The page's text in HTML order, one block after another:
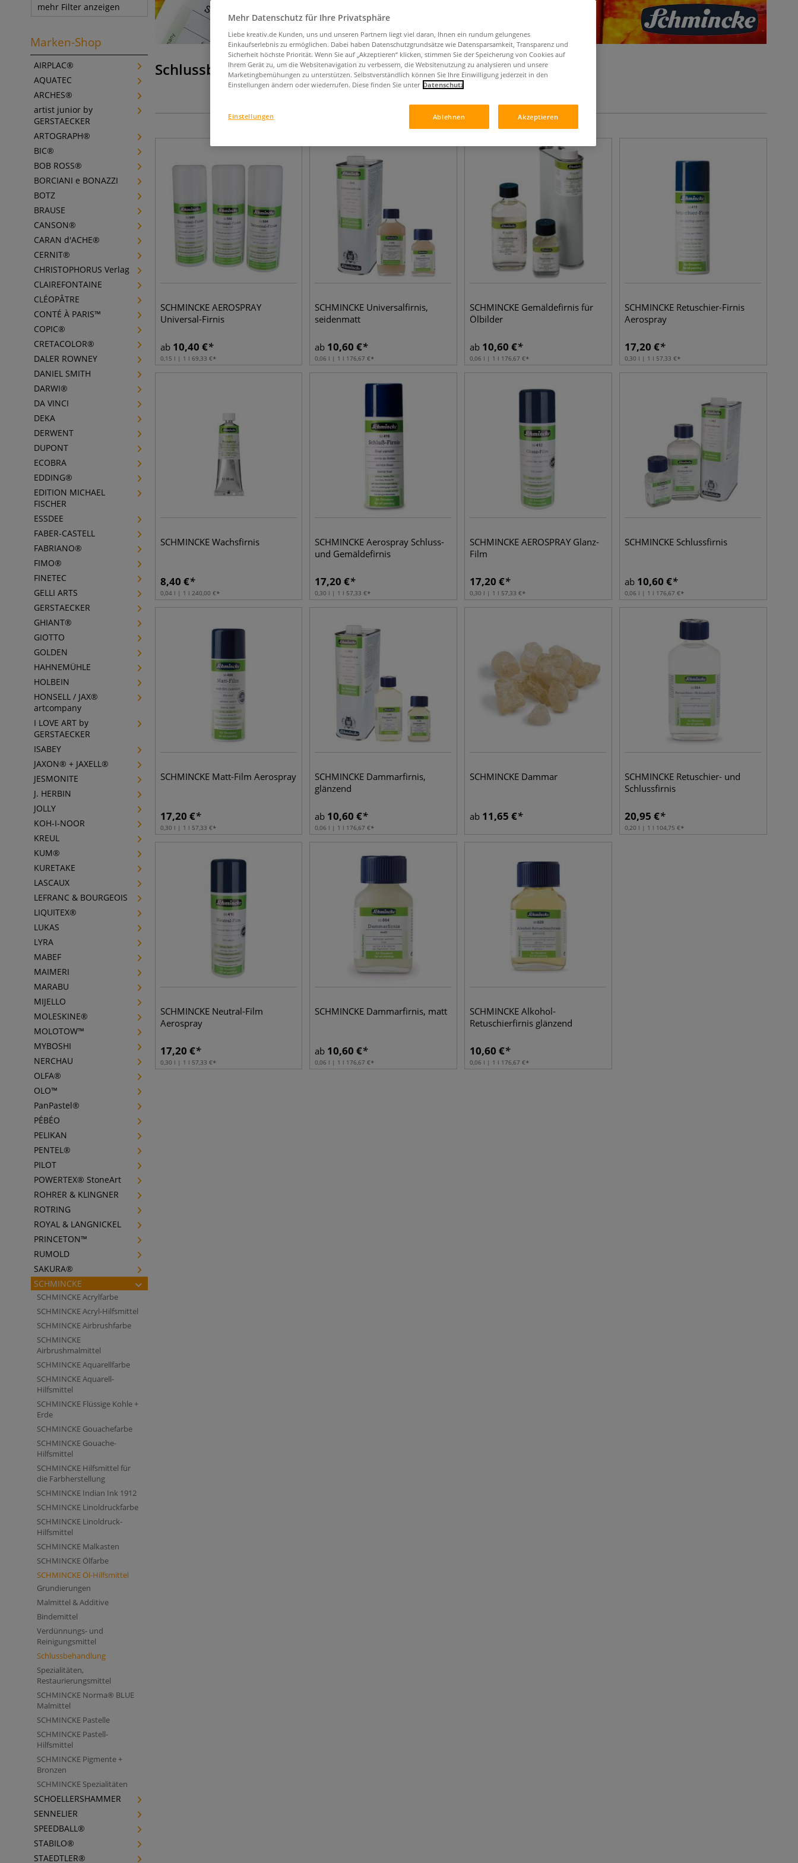
mehr Filter anzeigen
Marken-Shop
AIRPLAC®
AQUATEC
ARCHES®
artist junior by
GERSTAECKER
ARTOGRAPH®
BIC®
BOB ROSS®
BORCIANI e BONAZZI
BOTZ
BRAUSE
CANSON®
CARAN d'ACHE®
CERNIT®
CHRISTOPHORUS Verlag
CLAIREFONTAINE
CLÉOPÂTRE
CONTÉ À PARIS™
COPIC®
CRETACOLOR®
DALER ROWNEY
DANIEL SMITH
DARWI®
DA VINCI
DEKA
DERWENT
DUPONT
ECOBRA
EDDING®
EDITION MICHAEL
FISCHER
ESSDEE
FABER-CASTELL
FABRIANO®
FIMO®
FINETEC
GELLI ARTS
GERSTAECKER
GHIANT®
GIOTTO
GOLDEN
HAHNEMÜHLE
HOLBEIN
HONSELL / JAX®
artcompany
I LOVE ART by
GERSTAECKER
ISABEY
JAXON® + JAXELL®
JESMONITE
J. HERBIN
JOLLY
KOH-I-NOOR
KREUL
KUM®
KURETAKE
LASCAUX
LEFRANC & BOURGEOIS
LIQUITEX®
LUKAS
LYRA
MABEF
MAIMERI
MARABU
MIJELLO
MOLESKINE®
MOLOTOW™
MYBOSHI
NERCHAU
OLFA®
OLO™
PanPastel®
PÉBÉO
PELIKAN
PENTEL®
PILOT
POWERTEX® StoneArt
ROHRER & KLINGNER
ROTRING
ROYAL & LANGNICKEL
PRINCETON™
RUMOLD
SAKURA®
SCHMINCKE
SCHMINCKE Acrylfarbe
SCHMINCKE Acryl-Hilfsmittel
SCHMINCKE Airbrushfarbe
SCHMINCKE
Airbrushmalmittel
SCHMINCKE Aquarellfarbe
SCHMINCKE Aquarell-
Hilfsmittel
SCHMINCKE Flüssige Kohle +
Erde
SCHMINCKE Gouachefarbe
SCHMINCKE Gouache-
Hilfsmittel
SCHMINCKE Hilfsmittel für
die Farbherstellung
SCHMINCKE Indian Ink 1912
SCHMINCKE Linoldruckfarbe
SCHMINCKE Linoldruck-
Hilfsmittel
SCHMINCKE Malkasten
SCHMINCKE Ölfarbe
SCHMINCKE Öl-Hilfsmittel
Grundierungen
Malmittel & Additive
Bindemittel
Verdünnungs- und
Reinigungsmittel
Schlussbehandlung
Spezialitäten,
Restaurierungsmittel
SCHMINCKE Norma® BLUE
Malmittel
SCHMINCKE Pastelle
SCHMINCKE Pastell-
Hilfsmittel
SCHMINCKE Pigmente +
Bronzen
SCHMINCKE Spezialitäten
SCHOELLERSHAMMER
SENNELIER
SPEEDBALL®
STABILO®
STAEDTLER®
Schlussbehandlung
15 Artikel
SCHMINCKE AEROSPRAY
Universal-Firnis
ab 10,40 €
0,15 l | 1 l 69,33 €
SCHMINCKE Universalfirnis,
seidenmatt
ab 10,60 €
0,06 l | 1 l 176,67 €
SCHMINCKE Gemäldefirnis für
Ölbilder
ab 10,60 €
0,06 l | 1 l 176,67 €
SCHMINCKE Retuschier-Firnis
Aerospray
17,20 €
0,30 l | 1 l 57,33 €
SCHMINCKE Wachsfirnis
8,40 €
0,04 l | 1 l 240,00 €
SCHMINCKE Aerospray Schluss-
und Gemäldefirnis
17,20 €
0,30 l | 1 l 57,33 €
SCHMINCKE AEROSPRAY Glanz-
Film
17,20 €
0,30 l | 1 l 57,33 €
SCHMINCKE Schlussfirnis
ab 10,60 €
0,06 l | 1 l 176,67 €
SCHMINCKE Matt-Film Aerospray
17,20 €
0,30 l | 1 l 57,33 €
SCHMINCKE Dammarfirnis,
glänzend
ab 10,60 €
0,06 l | 1 l 176,67 €
SCHMINCKE Dammar
ab 11,65 €
SCHMINCKE Retuschier- und
Schlussfirnis
20,95 €
0,20 l | 1 l 104,75 €
SCHMINCKE Neutral-Film
Aerospray
17,20 €
0,30 l | 1 l 57,33 €
SCHMINCKE Dammarfirnis, matt
ab 10,60 €
0,06 l | 1 l 176,67 €
SCHMINCKE Alkohol-
Retuschierfirnis glänzend
10,60 €
0,06 l | 1 l 176,67 €
Mehr Datenschutz für Ihre Privatsphäre
Liebe kreativ.de Kunden, uns und unseren Partnern liegt viel daran, Ihnen ein rundum gelungenes
Einkaufserlebnis zu ermöglichen. Dabei haben Datenschutzgrundsätze wie Datensparsamkeit, Transparenz und
Sicherheit höchste Priorität. Wenn Sie auf „Akzeptieren“ klicken, stimmen Sie der Speicherung von Cookies auf
Ihrem Gerät zu, um die Websitenavigation zu verbessern, die Websitenutzung zu analysieren und unsere
Marketingbemühungen zu unterstützen. Selbstverständlich können Sie Ihre Einwilligung jederzeit in den
Einstellungen ändern oder wiederrufen. Diese finden Sie unter Datenschutz
Ablehnen Akzeptieren
Einstellungen